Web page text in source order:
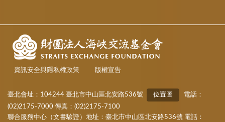
資訊安全與隱私權政策 版權宣告
臺北會址：104244 臺北市中山區北安路536號 位置圖
電話：
(02)2175-7000 傳真：(02)2175-7100
聯合服務中心（文書驗證）地址：臺北市中山區北安路536號 電話：